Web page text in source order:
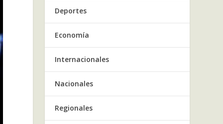
Deportes
Economía
Internacionales
Nacionales
Regionales